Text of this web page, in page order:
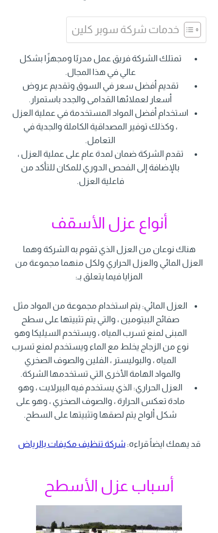
خدمات شركة سوبر كلين
تمتلك الشركة فريق عمل مدربًا ومجهزًا بشكل
عالي في هذا المجال.
تقديم أفضل سعر في السوق وتقديم عروض
أسعار لعملائها القدامى والجدد باستمرار.
استخدام أفضل المواد المستخدمة في عملية العزل
، وكذلك توفير المصداقية الكاملة والجدية في
التعامل.
تقدم الشركة ضمان لمدة عام على عملية العزل ،
بالإضافة إلى الفحص الدوري للمكان للتأكد من
فاعلية العزل.
أنواع عزل الأسقف
هناك نوعان من العزل الذي تقوم به الشركة وهما
العزل المائي والعزل الحراري ولكل منهما مجموعة من
المزايا فيما يتعلق بـ:
العزل المائي: يتم استخدام مجموعة من المواد مثل
صفائح البيتومين ، والتي يتم تثبيتها على سطح
المبنى لمنع تسرب المياه ، ويستخدم السيليكا وهو
نوع من الزجاج يخلط مع الماء ويستخدم لمنع تسرب
المياه ، والبوليستر ، الفلين والصوف الصخري
والمواد الهامة الأخرى التي تستخدمها الشركة.
العزل الحراري: الذي يستخدم فيه البيرلايت ، وهو
مادة تعكس الحرارة ، والصوف الصخري ، وهو على
شكل ألواح يتم لصقها وتثبيتها على السطح.
قد يهمك ايضاً قراءه: شركة تنظيف مكيفات بالرياض
أسباب عزل الأسطح